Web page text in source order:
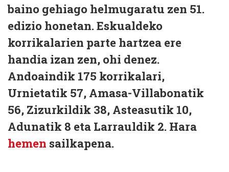
baino gehiago helmugaratu zen 51.
edizio honetan. Eskualdeko
korrikalarien parte hartzea ere
handia izan zen, ohi denez.
Andoaindik 175 korrikalari,
Urnietatik 57, Amasa-Villabonatik
56, Zizurkildik 38, Asteasutik 10,
Adunatik 8 eta Larrauldik 2. Hara
hemen sailkapena.